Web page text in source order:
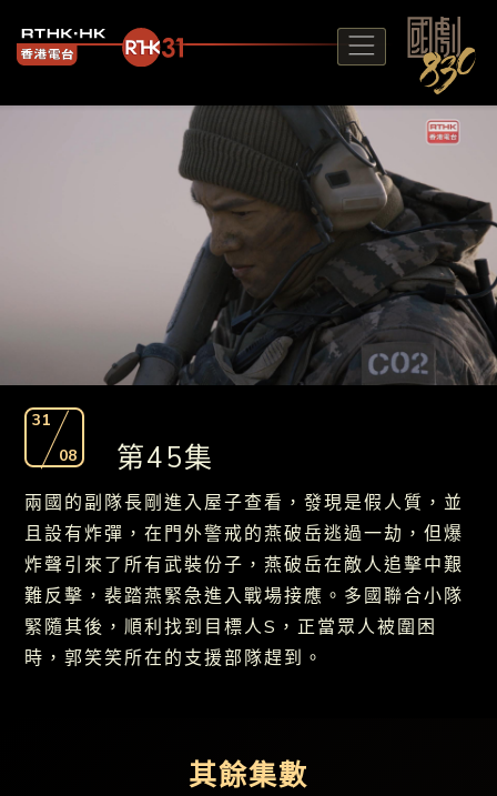
31
08
第45集
兩國的副隊長剛進入屋子查看，發現是假人質，並
且設有炸彈，在門外警戒的燕破岳逃過一劫，但爆
炸聲引來了所有武裝份子，燕破岳在敵人追擊中艱
難反擊，裴踏燕緊急進入戰場接應。多國聯合小隊
緊隨其後，順利找到目標人S，正當眾人被圍困
時，郭笑笑所在的支援部隊趕到。
其餘集數